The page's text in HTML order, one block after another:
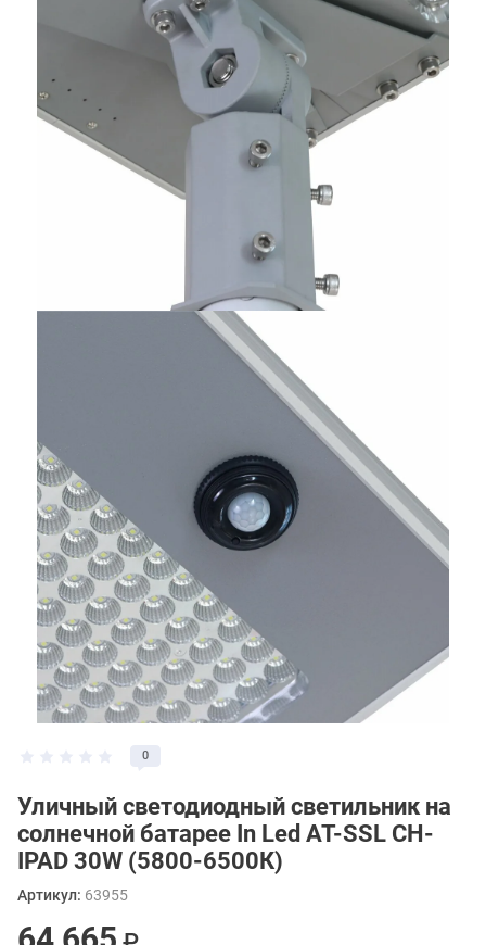
0
Уличный светодиодный светильник на
солнечной батарее In Led AT-SSL CH-
IPAD 30W (5800-6500К)
Артикул: 63955